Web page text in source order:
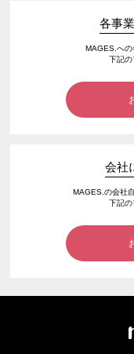
各事
MAGES.への
下記の
会社
MAGES.の会社
下記の